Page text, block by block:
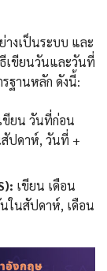
างเป็นระบบ และ
เขียนวันและวันที่
ฐานหลัก ดังนี้:
ขียน วันที่ก่อน
ปดาห์, วันที่ +
เขียน เดือน
ในสัปดาห์, เดือน